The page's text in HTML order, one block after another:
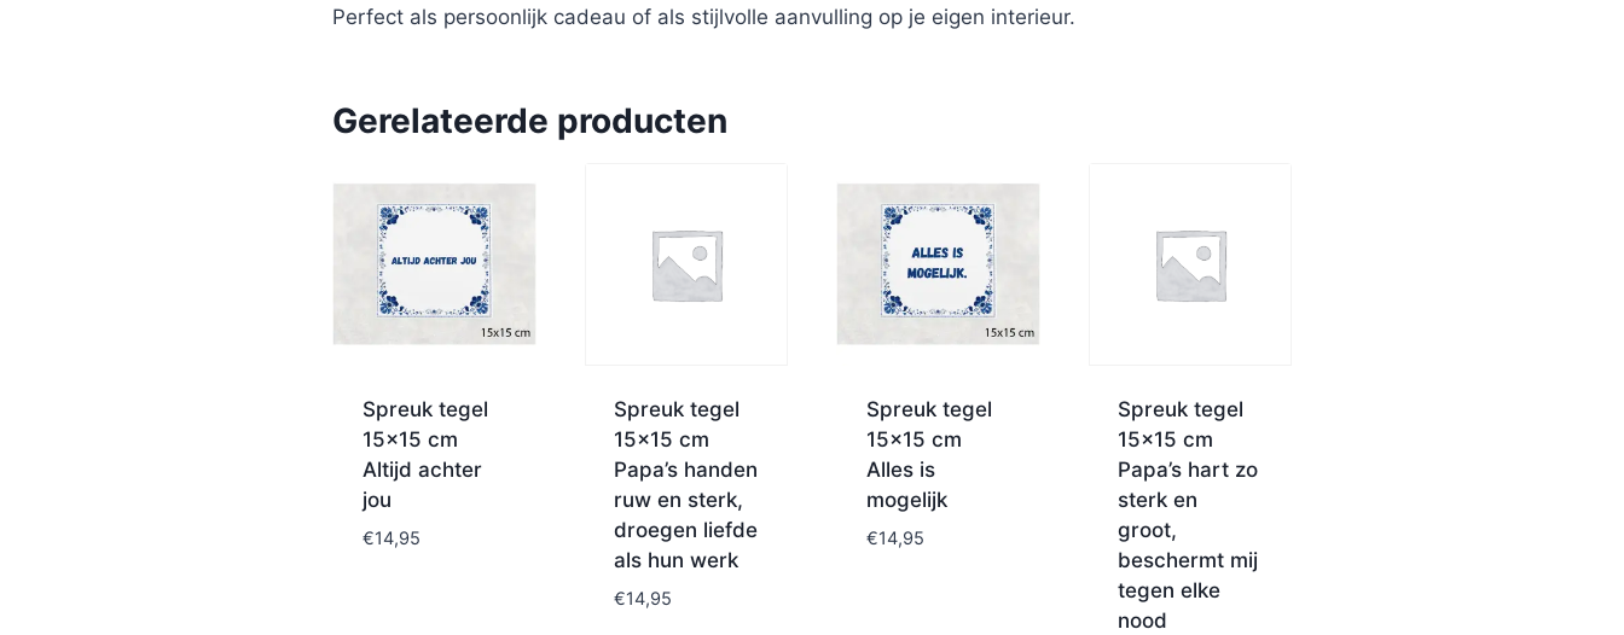
Perfect als persoonlijk cadeau of als stijlvolle aanvulling op je eigen interieur.
Gerelateerde producten
Spreuk tegel
15×15 cm
Altijd achter
jou
€14,95
Spreuk tegel
15×15 cm
Papa’s handen
ruw en sterk,
droegen liefde
als hun werk
€14,95
Spreuk tegel
15×15 cm
Alles is
mogelijk
€14,95
Spreuk tegel
15×15 cm
Papa’s hart zo
sterk en
groot,
beschermt mij
tegen elke
nood